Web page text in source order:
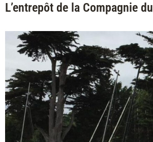
L’entrepôt de la Compagnie